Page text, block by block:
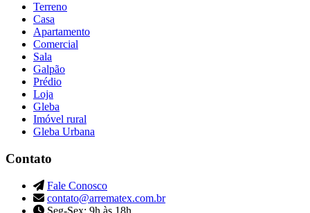
Terreno
Casa
Apartamento
Comercial
Sala
Galpão
Prédio
Loja
Gleba
Imóvel rural
Gleba Urbana
Contato
Fale Conosco
contato@arrematex.com.br
Seg-Sex: 9h às 18h